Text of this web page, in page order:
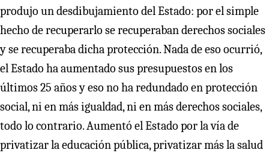
produjo un desdibujamiento del Estado: por el simple
hecho de recuperarlo se recuperaban derechos sociales
y se recuperaba dicha protección. Nada de eso ocurrió,
el Estado ha aumentado sus presupuestos en los
últimos 25 años y eso no ha redundado en protección
social, ni en más igualdad, ni en más derechos sociales,
todo lo contrario. Aumentó el Estado por la vía de
privatizar la educación pública, privatizar más la salud